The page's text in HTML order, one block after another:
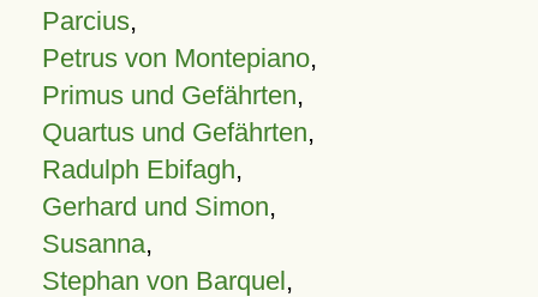
Parcius,
Petrus von Montepiano,
Primus und Gefährten,
Quartus und Gefährten,
Radulph Ebifagh,
Gerhard und Simon,
Susanna,
Stephan von Barquel,